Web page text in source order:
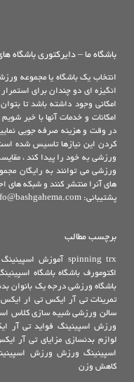
باشگاه ما – دایرکتوری
انتخاب یک باشگاه یا مجموعه
انگیزه ای دو چندان برای
امکانی وجود داشته باشد تا
امکانات و خدمات آنها با خبر
در وقت و هزینه صرفه جویی
کردن این نیازها تاسیس شده است
ورزشی به خود را پیدا کند ،
ورزشی می توانند به رایگان
های آنرا منتشر کنند و شبکه های
پشتیبانی: info@bashgahema.com
برچسب مطالب
spinning trx آموزش اسپینینگ
اکتومورف باشگاه باشگاه
باشگاه ورزشی درجه یک بانوان
تمرینات تی آر ایکس تی ار ایکس
سالن ورزشی شبیه سازی کلاس
ورزش اسپینینگ فواید تی آر
لوازم بدنسازی مزایای تی آر
اسپینینگ ورزش ورزش
کاهش وزن